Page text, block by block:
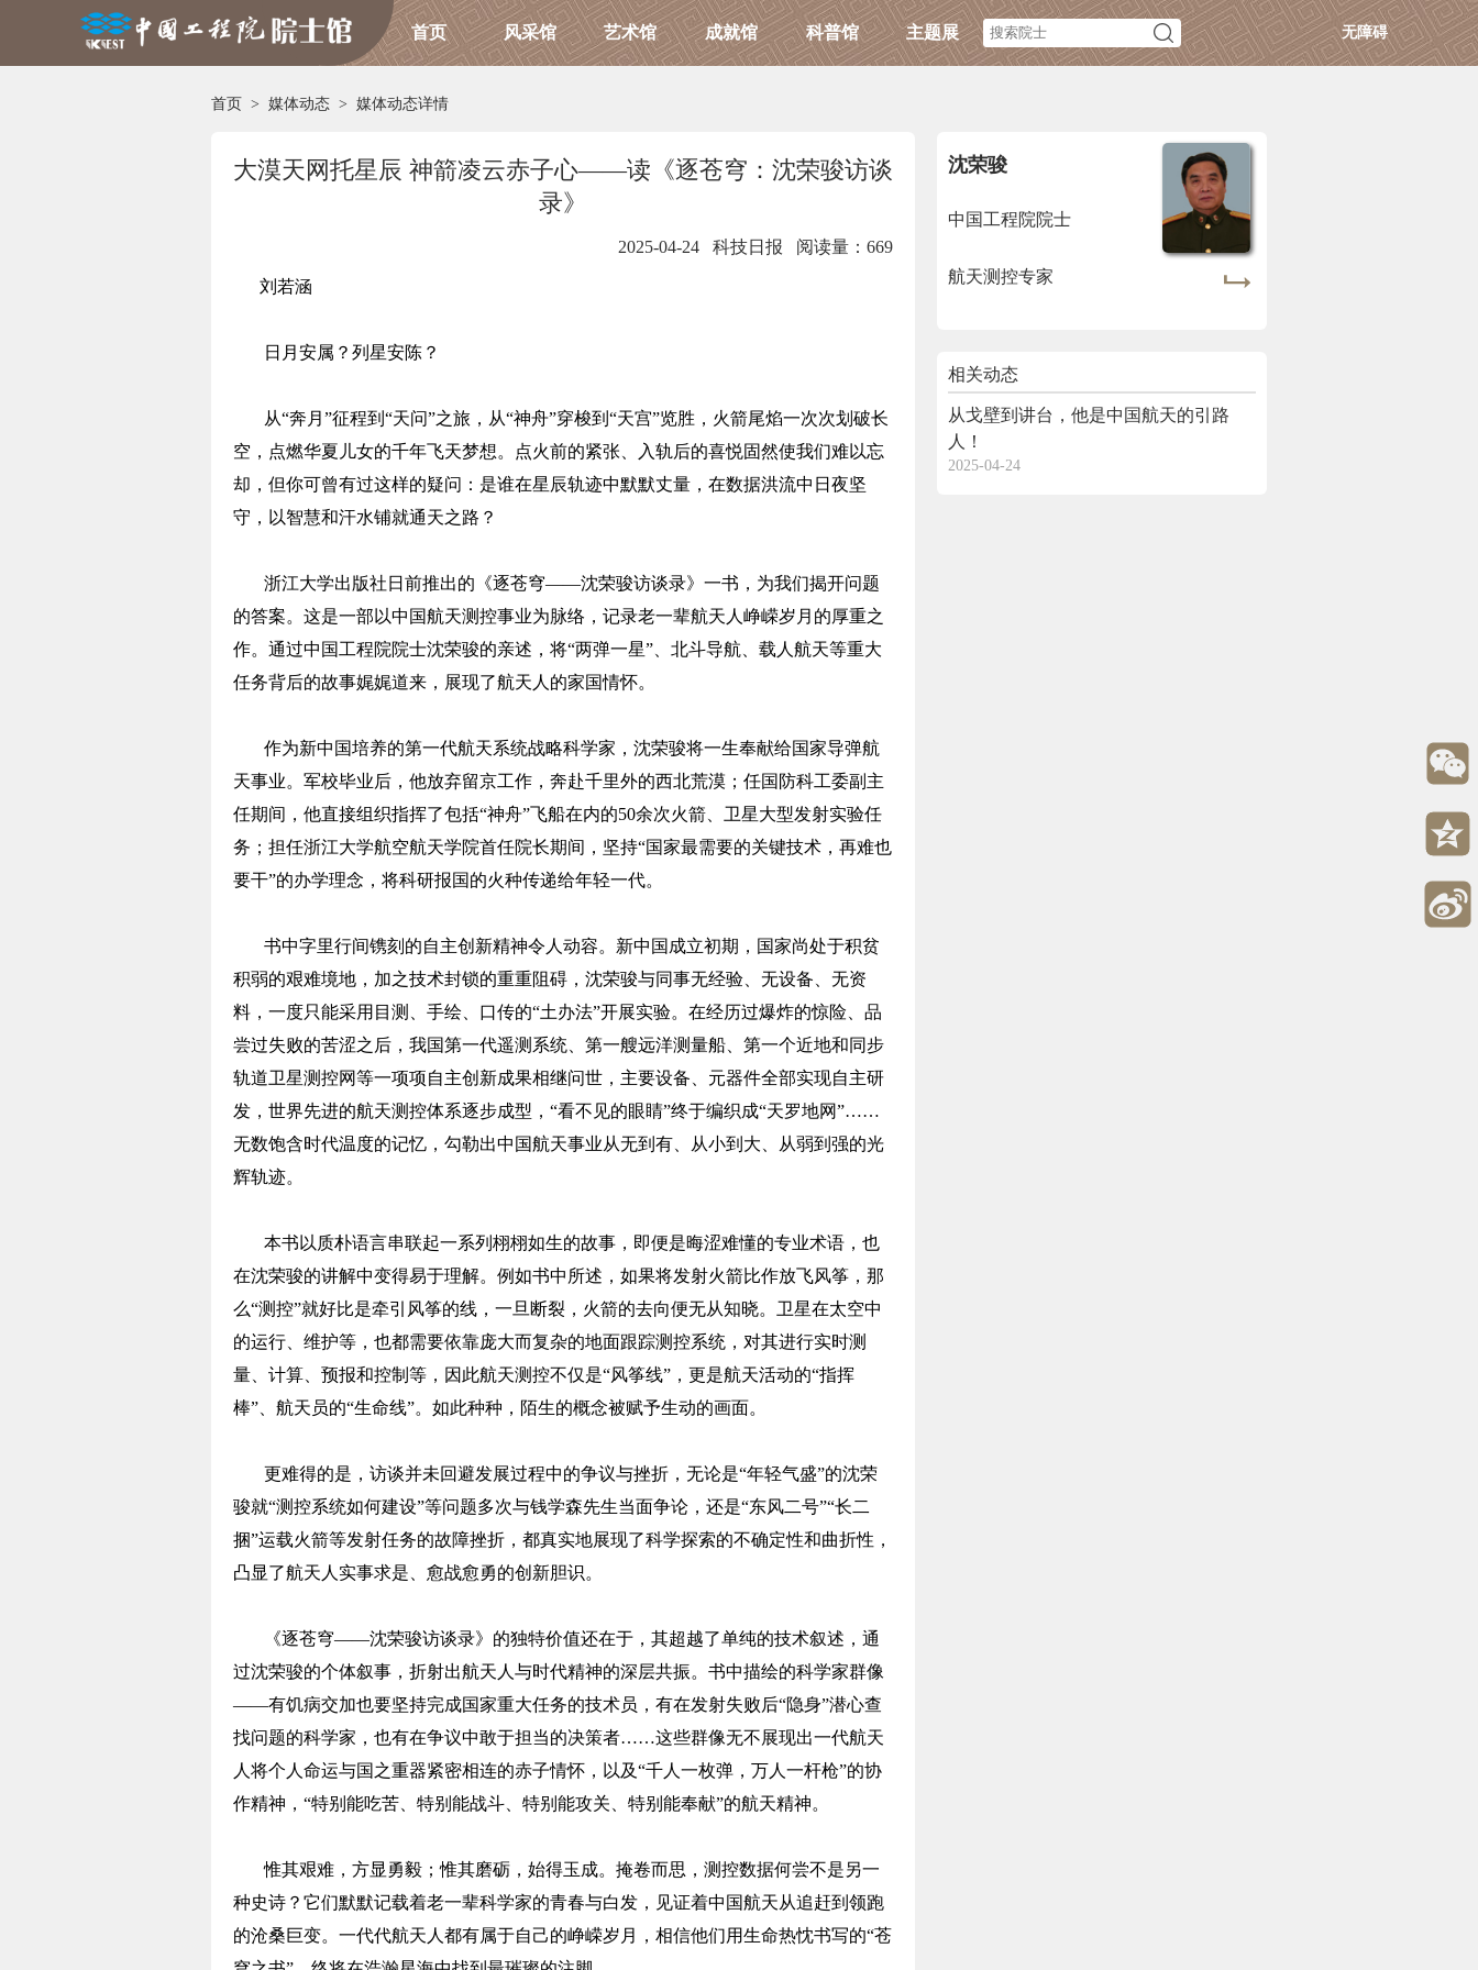
首页 风采馆 艺术馆 成就馆 科普馆 主题展 无障碍
首页 > 媒体动态 > 媒体动态详情
大漠天网托星辰 神箭凌云赤子心——读《逐苍穹：沈荣骏访谈
录》
2025-04-24 科技日报 阅读量：669
刘若涵
日月安属？列星安陈？
从“奔月”征程到“天问”之旅，从“神舟”穿梭到“天宫”览胜，火箭尾焰一次次划破长
空，点燃华夏儿女的千年飞天梦想。点火前的紧张、入轨后的喜悦固然使我们难以忘
却，但你可曾有过这样的疑问：是谁在星辰轨迹中默默丈量，在数据洪流中日夜坚
守，以智慧和汗水铺就通天之路？
浙江大学出版社日前推出的《逐苍穹——沈荣骏访谈录》一书，为我们揭开问题
的答案。这是一部以中国航天测控事业为脉络，记录老一辈航天人峥嵘岁月的厚重之
作。通过中国工程院院士沈荣骏的亲述，将“两弹一星”、北斗导航、载人航天等重大
任务背后的故事娓娓道来，展现了航天人的家国情怀。
作为新中国培养的第一代航天系统战略科学家，沈荣骏将一生奉献给国家导弹航
天事业。军校毕业后，他放弃留京工作，奔赴千里外的西北荒漠；任国防科工委副主
任期间，他直接组织指挥了包括“神舟”飞船在内的50余次火箭、卫星大型发射实验任
务；担任浙江大学航空航天学院首任院长期间，坚持“国家最需要的关键技术，再难也
要干”的办学理念，将科研报国的火种传递给年轻一代。
书中字里行间镌刻的自主创新精神令人动容。新中国成立初期，国家尚处于积贫
积弱的艰难境地，加之技术封锁的重重阻碍，沈荣骏与同事无经验、无设备、无资
料，一度只能采用目测、手绘、口传的“土办法”开展实验。在经历过爆炸的惊险、品
尝过失败的苦涩之后，我国第一代遥测系统、第一艘远洋测量船、第一个近地和同步
轨道卫星测控网等一项项自主创新成果相继问世，主要设备、元器件全部实现自主研
发，世界先进的航天测控体系逐步成型，“看不见的眼睛”终于编织成“天罗地网”……
无数饱含时代温度的记忆，勾勒出中国航天事业从无到有、从小到大、从弱到强的光
辉轨迹。
本书以质朴语言串联起一系列栩栩如生的故事，即便是晦涩难懂的专业术语，也
在沈荣骏的讲解中变得易于理解。例如书中所述，如果将发射火箭比作放飞风筝，那
么“测控”就好比是牵引风筝的线，一旦断裂，火箭的去向便无从知晓。卫星在太空中
的运行、维护等，也都需要依靠庞大而复杂的地面跟踪测控系统，对其进行实时测
量、计算、预报和控制等，因此航天测控不仅是“风筝线”，更是航天活动的“指挥
棒”、航天员的“生命线”。如此种种，陌生的概念被赋予生动的画面。
更难得的是，访谈并未回避发展过程中的争议与挫折，无论是“年轻气盛”的沈荣
骏就“测控系统如何建设”等问题多次与钱学森先生当面争论，还是“东风二号”“长二
捆”运载火箭等发射任务的故障挫折，都真实地展现了科学探索的不确定性和曲折性，
凸显了航天人实事求是、愈战愈勇的创新胆识。
《逐苍穹——沈荣骏访谈录》的独特价值还在于，其超越了单纯的技术叙述，通
过沈荣骏的个体叙事，折射出航天人与时代精神的深层共振。书中描绘的科学家群像
——有饥病交加也要坚持完成国家重大任务的技术员，有在发射失败后“隐身”潜心查
找问题的科学家，也有在争议中敢于担当的决策者……这些群像无不展现出一代航天
人将个人命运与国之重器紧密相连的赤子情怀，以及“千人一枚弹，万人一杆枪”的协
作精神，“特别能吃苦、特别能战斗、特别能攻关、特别能奉献”的航天精神。
惟其艰难，方显勇毅；惟其磨砺，始得玉成。掩卷而思，测控数据何尝不是另一
种史诗？它们默默记载着老一辈科学家的青春与白发，见证着中国航天从追赶到领跑
的沧桑巨变。一代代航天人都有属于自己的峥嵘岁月，相信他们用生命热忱书写的“苍
沈荣骏
中国工程院院士
航天测控专家
相关动态
从戈壁到讲台，他是中国航天的引路
人！
2025-04-24